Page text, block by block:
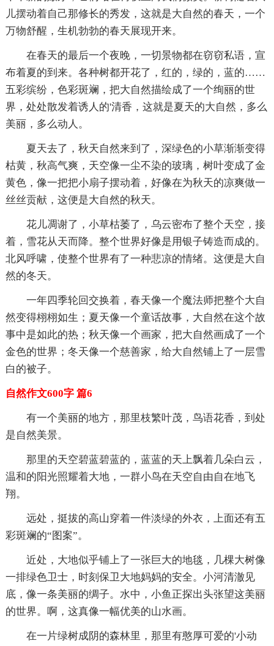
儿摆动着自己那修长的秀发，这就是大自然的春天，一个
万物舒醒，生机勃勃的春天展现开来。
在春天的最后一个夜晚，一切景物都在窃窃私语，宣
布着夏的到来。各种树都开花了，红的，绿的，蓝的……
五彩缤纷，色彩斑斓，把大自然描绘成了一个绚丽的世
界，处处散发着诱人的'清香，这就是夏天的大自然，多么
美丽，多么动人。
夏天去了，秋天自然来到了，深绿色的小草渐渐变得
枯黄，秋高气爽，天空像一尘不染的玻璃，树叶变成了金
黄色，像一把把小扇子摆动着，好像在为秋天的凉爽做一
丝丝贡献，这便是大自然的秋天。
花儿凋谢了，小草枯萎了，乌云密布了整个天空，接
着，雪花从天而降。整个世界好像是用银子铸造而成的。
北风呼啸，使整个世界有了一种悲凉的情绪。这便是大自
然的冬天。
一年四季轮回交换着，春天像一个魔法师把整个大自
然变得栩栩如生；夏天像一个童话故事，大自然在这个故
事中是如此的热；秋天像一个画家，把大自然画成了一个
金色的世界；冬天像一个慈善家，给大自然铺上了一层雪
白的被子。
自然作文600字 篇6
有一个美丽的地方，那里枝繁叶茂，鸟语花香，到处
是自然美景。
那里的天空碧蓝碧蓝的，蓝蓝的天上飘着几朵白云，
温和的阳光照耀着大地，一群小鸟在天空自由自在地飞
翔。
远处，挺拔的高山穿着一件淡绿的外衣，上面还有五
彩斑斓的“图案”。
近处，大地似乎铺上了一张巨大的地毯，几棵大树像
一排绿色卫士，时刻保卫大地妈妈的安全。小河清澈见
底，像一条美丽的绸子。水中，小鱼正探出头张望这美丽
的世界。啊，这真像一幅优美的山水画。
在一片绿树成阴的森林里，那里有憨厚可爱的'小动